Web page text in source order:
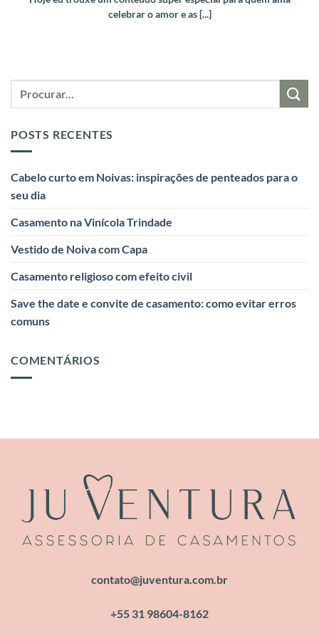
celebrar o amor e as [...]
POSTS RECENTES
Cabelo curto em Noivas: inspirações de penteados para o
seu dia
Casamento na Vinícola Trindade
Vestido de Noiva com Capa
Casamento religioso com efeito civil
Save the date e convite de casamento: como evitar erros
comuns
COMENTÁRIOS
contato@juventura.com.br
+55 31 98604-8162